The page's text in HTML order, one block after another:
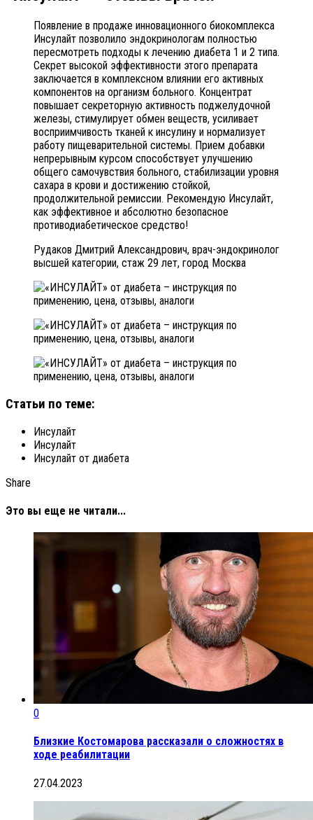
Появление в продаже инновационного биокомплекса
Инсулайт позволило эндокринологам полностью
пересмотреть подходы к лечению диабета 1 и 2 типа.
Секрет высокой эффективности этого препарата
заключается в комплексном влиянии его активных
компонентов на организм больного. Концентрат
повышает секреторную активность поджелудочной
железы, стимулирует обмен веществ, усиливает
восприимчивость тканей к инсулину и нормализует
работу пищеварительной системы. Прием добавки
непрерывным курсом способствует улучшению
общего самочувствия больного, стабилизации уровня
сахара в крови и достижению стойкой,
продолжительной ремиссии. Рекомендую Инсулайт,
как эффективное и абсолютно безопасное
противодиабетическое средство!
Рудаков Дмитрий Александрович, врач-эндокринолог
высшей категории, стаж 29 лет, город Москва
Статьи по теме:
Инсулайт
Инсулайт
Инсулайт от диабета
Share
Это вы еще не читали...
0
Близкие Костомарова рассказали о сложностях в
ходе реабилитации
27.04.2023